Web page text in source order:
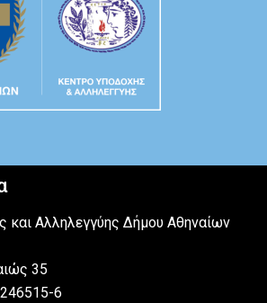
και Αλληλεγγύης Δήμου Αθηναίων
35
6